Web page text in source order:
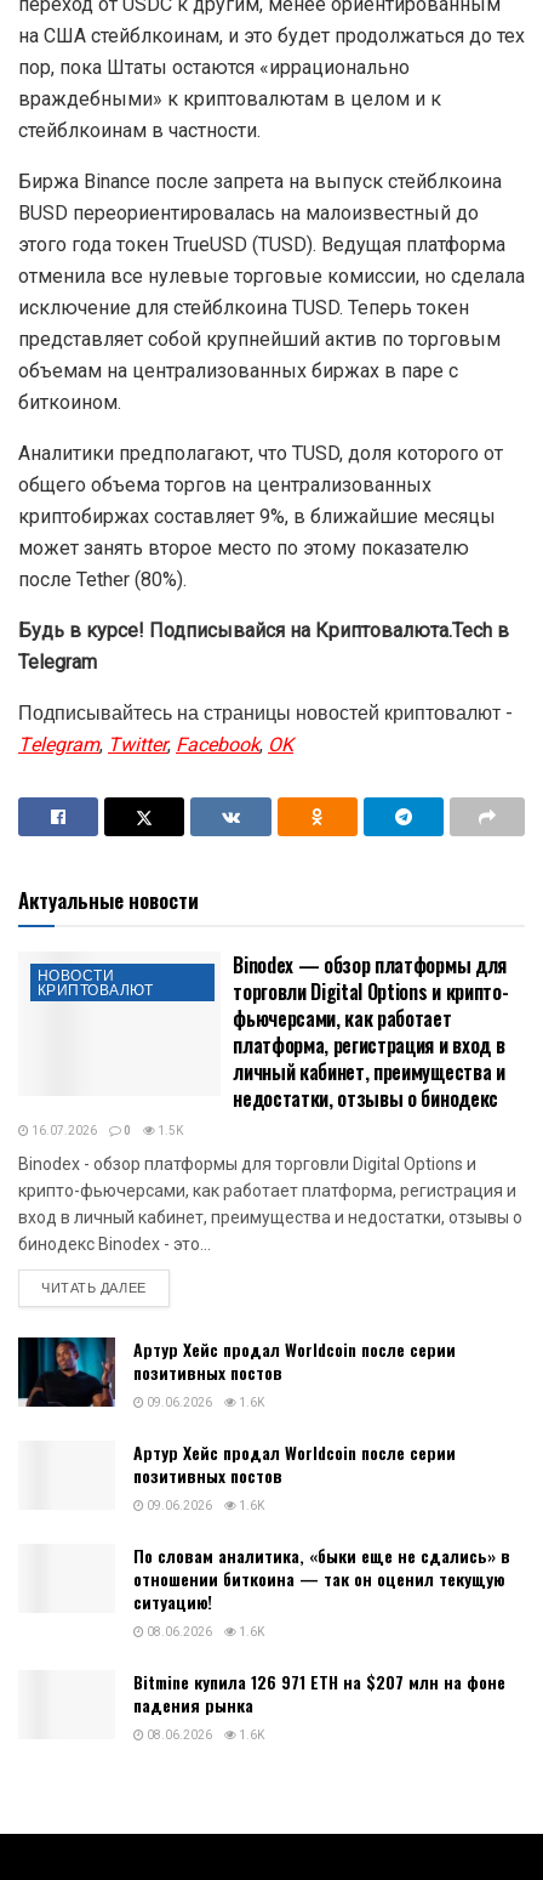
на США стейблкоинам, и это будет продолжаться до тех
пор, пока Штаты остаются «иррационально
враждебными» к криптовалютам в целом и к
стейблкоинам в частности.
Биржа Binance после запрета на выпуск стейблкоина
BUSD переориентировалась на малоизвестный до
этого года токен TrueUSD (TUSD). Ведущая платформа
отменила все нулевые торговые комиссии, но сделала
исключение для стейблкоина TUSD. Теперь токен
представляет собой крупнейший актив по торговым
объемам на централизованных биржах в паре с
биткоином.
Аналитики предполагают, что TUSD, доля которого от
общего объема торгов на централизованных
криптобиржах составляет 9%, в ближайшие месяцы
может занять второе место по этому показателю
после Tether (80%).
Будь в курсе! Подписывайся на Криптовалюта.Tech в
Telegram
Подписывайтесь на страницы новостей криптовалют -
Telegram,Twitter,Facebook,OK
Актуальные новости
НОВОСТИ
КРИПТОВАЛЮТ
Binodex — обзор платформы для
торговли Digital Options и крипто-
фьючерсами, как работает
платформа, регистрация и вход в
личный кабинет, преимущества и
недостатки, отзывы о бинодекс
16.07.2026 0 1.5K
Binodex - обзор платформы для торговли Digital Options и
крипто-фьючерсами, как работает платформа, регистрация и
вход в личный кабинет, преимущества и недостатки, отзывы о
бинодекс Binodex - это...
ЧИТАТЬ ДАЛЕЕDETAILS
Артур Хейс продал Worldcoin после серии
позитивных постов
09.06.2026 1.6K
Артур Хейс продал Worldcoin после серии
позитивных постов
09.06.2026 1.6K
По словам аналитика, «быки еще не сдались» в
отношении биткоина — так он оценил текущую
ситуацию!
08.06.2026 1.6K
Bitmine купила 126 971 ETH на $207 млн на фоне
падения рынка
08.06.2026 1.6K